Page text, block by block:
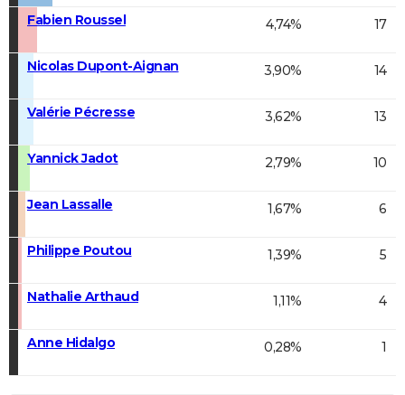
Fabien Roussel 4,74% 17
Nicolas Dupont-Aignan 3,90% 14
Valérie Pécresse 3,62% 13
Yannick Jadot 2,79% 10
Jean Lassalle 1,67% 6
Philippe Poutou 1,39% 5
Nathalie Arthaud 1,11% 4
Anne Hidalgo 0,28% 1